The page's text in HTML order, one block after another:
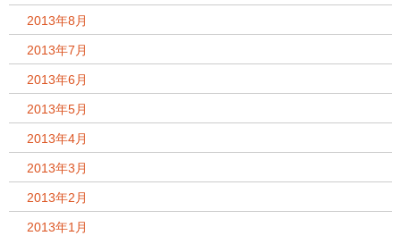
2013年8月
2013年7月
2013年6月
2013年5月
2013年4月
2013年3月
2013年2月
2013年1月